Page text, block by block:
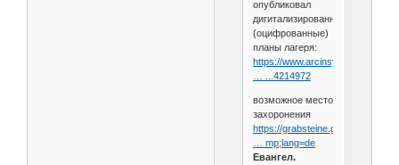
опубликовал
дигитализированные
(оцифрованные)
планы лагеря:
https://
… ...4214972
возможное место
захоронения
https://grabsteine.genealogy.net/
… mp;lang=de
Евангел.